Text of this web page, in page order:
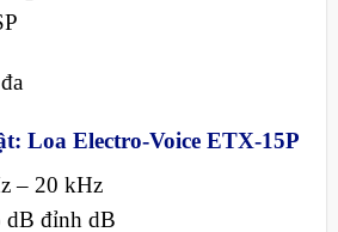
Loa Electro-Voice ETX-15P
– 20 kHz
dB đỉnh dB